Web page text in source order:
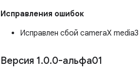
Исправления ошибок
Исправлен сбой cameraX
Версия 1.0.0-альфа01